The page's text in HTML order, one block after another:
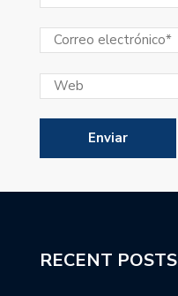
RECENT POSTS